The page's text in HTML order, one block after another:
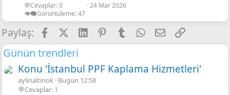
💬Cevaplar 0
👁️‍🗨️Görüntüleme 47
24 Mar 2026
Paylaş: FacebookLinkedInPinterestTumblrWhatsApp
E-posta
Link
Günün trendleri
Konu 'İstanbul PPF Kaplama Hizmetleri'
aylinaltinok Bugün 12:58
💬Cevaplar: 1